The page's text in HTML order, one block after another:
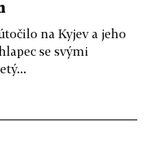
na Kyjev a jeho
se svými